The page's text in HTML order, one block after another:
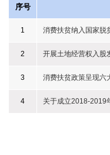
序号
1 消费扶贫纳入国家脱
2 开展土地经营权入股
3 消费扶贫政策呈现六
4 关于成立2018-2019